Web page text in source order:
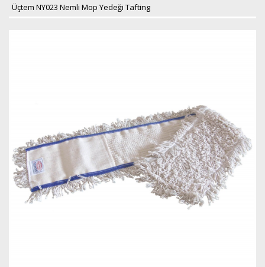
Üçtem NY023 Nemli Mop Yedeği Tafting